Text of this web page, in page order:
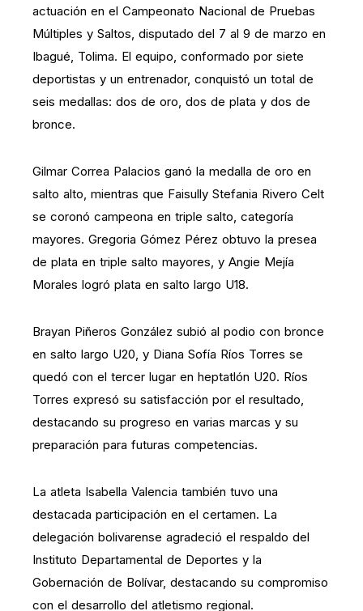
actuación en el Campeonato Nacional de Pruebas
Múltiples y Saltos, disputado del 7 al 9 de marzo en
Ibagué, Tolima. El equipo, conformado por siete
deportistas y un entrenador, conquistó un total de
seis medallas: dos de oro, dos de plata y dos de
bronce.
Gilmar Correa Palacios ganó la medalla de oro en
salto alto, mientras que Faisully Stefania Rivero Celt
se coronó campeona en triple salto, categoría
mayores. Gregoria Gómez Pérez obtuvo la presea
de plata en triple salto mayores, y Angie Mejía
Morales logró plata en salto largo U18.
Brayan Piñeros González subió al podio con bronce
en salto largo U20, y Diana Sofía Ríos Torres se
quedó con el tercer lugar en heptatlón U20. Ríos
Torres expresó su satisfacción por el resultado,
destacando su progreso en varias marcas y su
preparación para futuras competencias.
La atleta Isabella Valencia también tuvo una
destacada participación en el certamen. La
delegación bolivarense agradeció el respaldo del
Instituto Departamental de Deportes y la
Gobernación de Bolívar, destacando su compromiso
con el desarrollo del atletismo regional.